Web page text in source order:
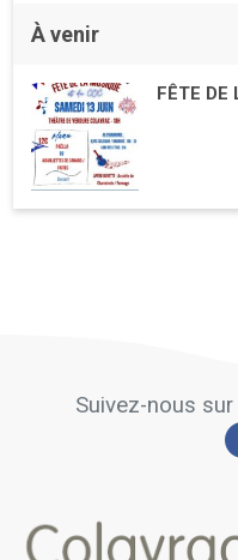
À venir
FÊTE DE
Suivez-nous